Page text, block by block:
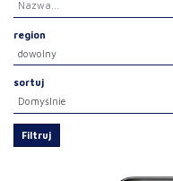
region
sortuj
Filtruj